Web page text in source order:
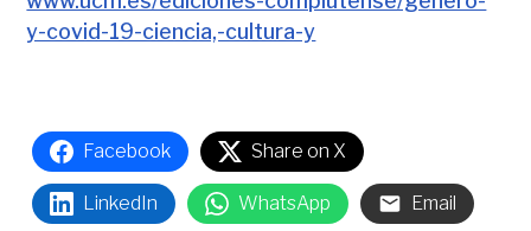
y-covid-19-ciencia,-cultura-y
Facebook Share on X
LinkedIn WhatsApp Email